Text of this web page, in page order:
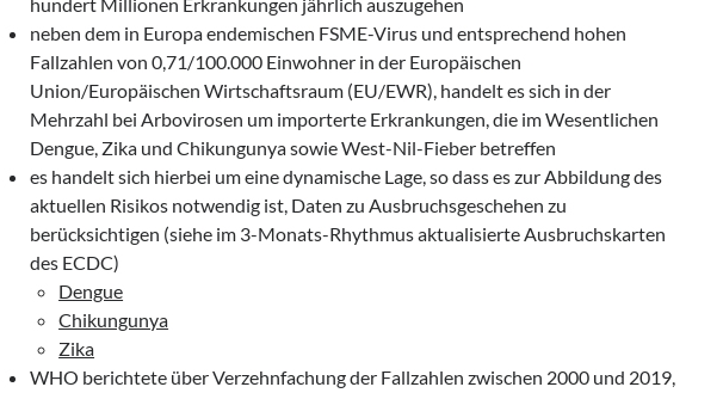
hundert Millionen Erkrankungen jährlich auszugehen
neben dem in Europa endemischen FSME-Virus und entsprechend hohen
Fallzahlen von 0,71/100.000 Einwohner in der Europäischen
Union/Europäischen Wirtschaftsraum (EU/EWR), handelt es sich in der
Mehrzahl bei Arbovirosen um importerte Erkrankungen, die im Wesentlichen
Dengue, Zika und Chikungunya sowie West-Nil-Fieber betreffen
es handelt sich hierbei um eine dynamische Lage, so dass es zur Abbildung des
aktuellen Risikos notwendig ist, Daten zu Ausbruchsgeschehen zu
berücksichtigen (siehe im 3-Monats-Rhythmus aktualisierte Ausbruchskarten
des ECDC)
Dengue
Chikungunya
Zika
WHO berichtete über Verzehnfachung der Fallzahlen zwischen 2000 und 2019,